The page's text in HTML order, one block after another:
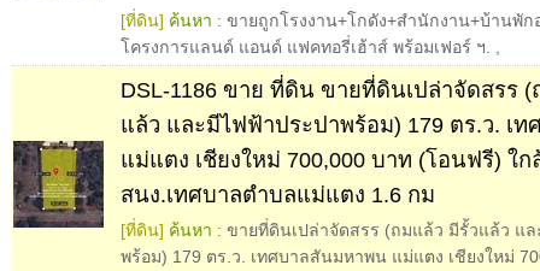
[ที่ดิน] ค้นหา : ขายถูกโรงงาน+โกดัง+สำนักงาน+บ้านพั
โครงการแลนด์ แอนด์ แฟคทอรี่เฮ้าส์ พร้อมเฟอร์ ฯ.
DSL-1186 ขาย ที่ดิน ขายที่ดินเปล่าจัดสรร (
แล้ว และมีไฟฟ้าประปาพร้อม) 179 ตร.ว. เ
แม่แตง เชียงใหม่ 700,000 บาท (โอนฟรี) ใก
สนง.เทศบาลตำบลแม่แตง 1.6 กม
[ที่ดิน] ค้นหา : ขายที่ดินเปล่าจัดสรร (ถมแล้ว มีรั้วแล้ว แ
พร้อม) 179 ตร.ว. เทศบาลสันมหาพน แม่แตง เชียงใหม่